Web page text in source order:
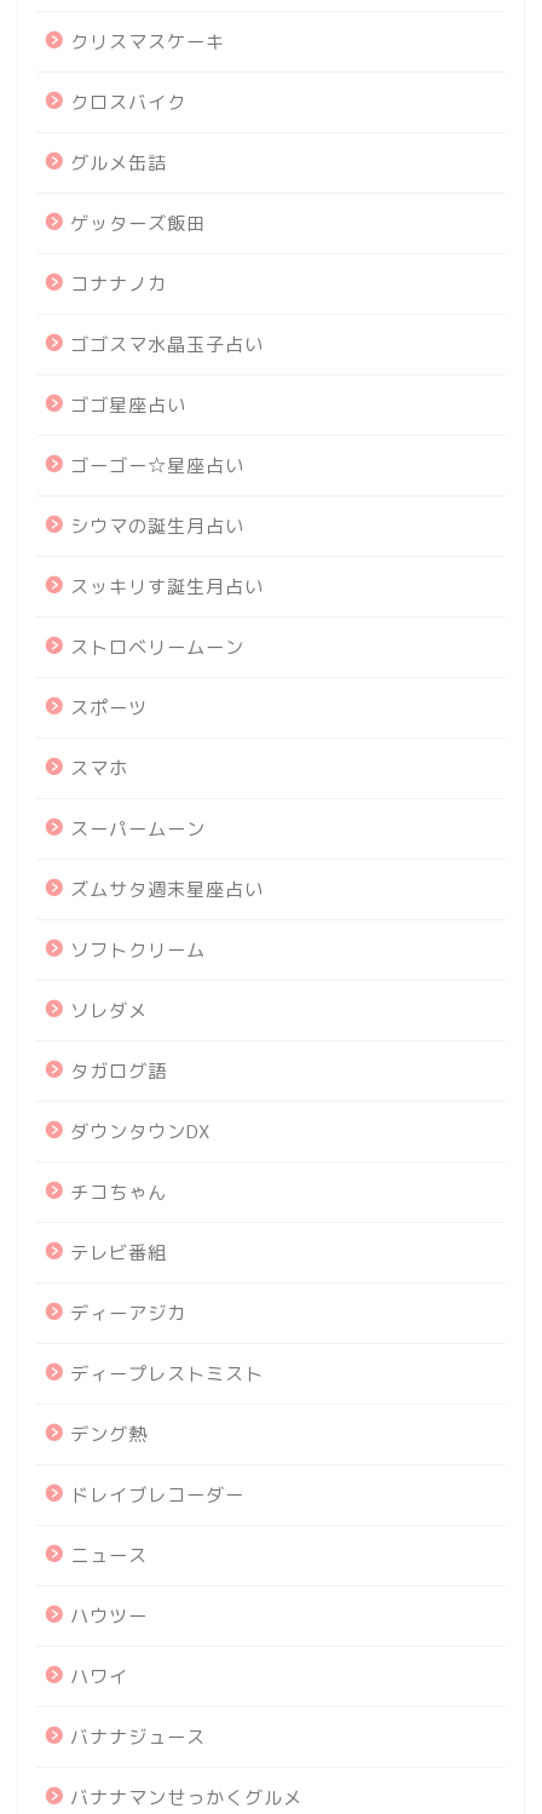
クリスマスケーキ
クロスバイク
グルメ缶詰
ゲッターズ飯田
コナナノカ
ゴゴスマ水晶玉子占い
ゴゴ星座占い
ゴーゴー☆星座占い
シウマの誕生月占い
スッキリす誕生月占い
ストロベリームーン
スポーツ
スマホ
スーパームーン
ズムサタ週末星座占い
ソフトクリーム
ソレダメ
タガログ語
ダウンタウンDX
チコちゃん
テレビ番組
ディーアジカ
ディープレストミスト
デング熱
ドレイブレコーダー
ニュース
ハウツー
ハワイ
バナナジュース
バナナマンせっかくグルメ